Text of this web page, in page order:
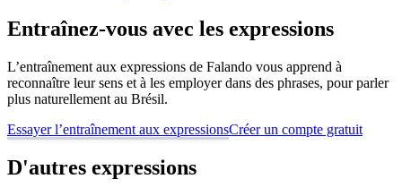
Entraînez-vous avec les expressions
L’entraînement aux expressions de Falando vous apprend à
reconnaître leur sens et à les employer dans des phrases, pour parler
plus naturellement au Brésil.
Essayer l’entraînement aux expressionsCréer un compte gratuit
D'autres expressions